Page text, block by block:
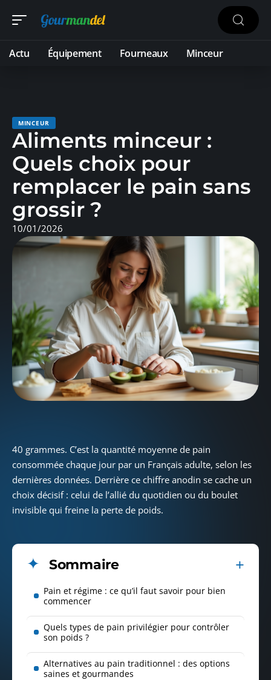
Actu Équipement Fourneaux Minceur
MINCEUR
Aliments minceur :
Quels choix pour
remplacer le pain sans
grossir ?
10/01/2026
40 grammes. C’est la quantité moyenne de pain
consommée chaque jour par un Français adulte, selon les
dernières données. Derrière ce chiffre anodin se cache un
choix décisif : celui de l’allié du quotidien ou du boulet
invisible qui freine la perte de poids.
Sommaire
Pain et régime : ce qu’il faut savoir pour bien
commencer
Quels types de pain privilégier pour contrôler
son poids ?
Alternatives au pain traditionnel : des options
saines et gourmandes